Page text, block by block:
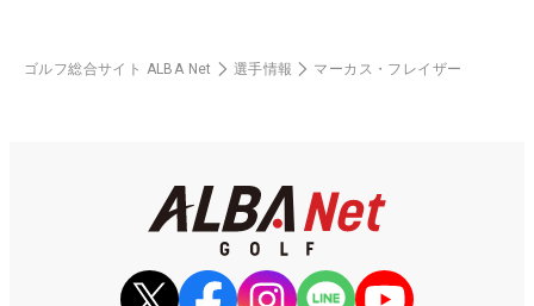
ゴルフ総合サイト ALBA Net 選手情報 マーカス・フレイザー